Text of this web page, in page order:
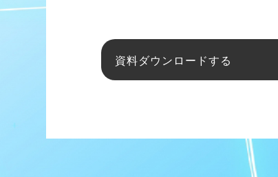
資料ダウンロードする